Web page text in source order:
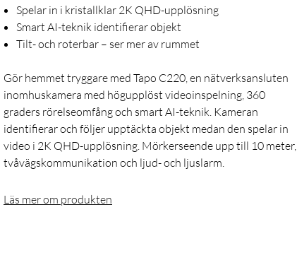
Spelar in i kristallklar 2K QHD-upplösning
Smart AI-teknik identifierar objekt
Tilt- och roterbar – ser mer av rummet
Gör hemmet tryggare med Tapo C220, en nätverksansluten
inomhuskamera med högupplöst videoinspelning, 360
graders rörelseomfång och smart AI-teknik. Kameran
identifierar och följer upptäckta objekt medan den spelar in
video i 2K QHD-upplösning. Mörkerseende upp till 10 meter,
tvåvägskommunikation och ljud- och ljuslarm.
Läs mer om produkten